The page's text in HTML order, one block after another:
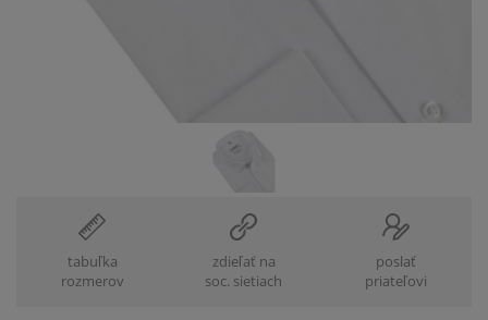
tabuľka
rozmerov
zdieľať na
soc. sietiach
poslať
priateľovi